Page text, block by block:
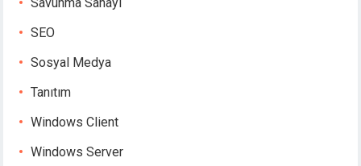
SEO
Sosyal Medya
Tanıtım
Windows Client
Windows Server